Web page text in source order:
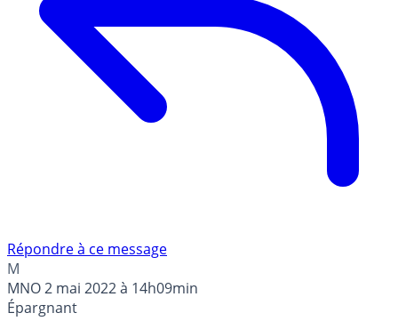
Répondre à ce message
M
MNO2 mai 2022 à 14h09min
Épargnant